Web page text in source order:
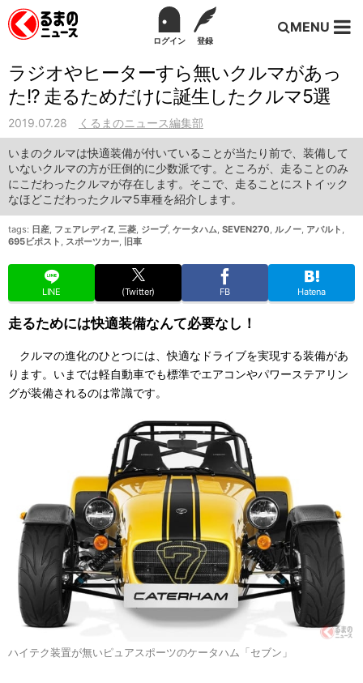
ログイン 登録
MENU
ラジオやヒーターすら無いクルマがあっ
た!? 走るためだけに誕生したクルマ5選
2019.07.28 くるまのニュース編集部
いまのクルマは快適装備が付いていることが当たり前で、装備して
いないクルマの方が圧倒的に少数派です。ところが、走ることのみ
にこだわったクルマが存在します。そこで、走ることにストイック
なほどこだわったクルマ5車種を紹介します。
tags: 日産, フェアレディZ, 三菱, ジープ, ケータハム, SEVEN270, ルノー, アバルト ,
695ビポスト , スポーツカー, 旧車
LINE (Twitter) FB Hatena
走るためには快適装備なんて必要なし！
クルマの進化のひとつには、快適なドライブを実現する装備があ
ります。いまでは軽自動車でも標準でエアコンやパワーステアリン
グが装備されるのは常識です。
ハイテク装置が無いピュアスポーツのケータハム「セブン」